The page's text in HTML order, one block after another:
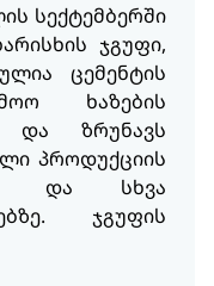
სექტემბერში
ჯგუფი,
ცემენტის
ხაზების
და ზრუნავს
პროდუქციის
და სხვა
ჯგუფის